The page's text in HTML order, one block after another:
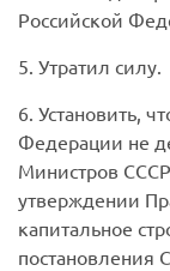
Российской
5. Утратил силу.
6. Установить,
Федерации не
Министров
утверждении
капитальное
постановления